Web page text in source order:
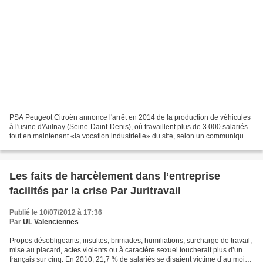
PSA Peugeot Citroën annonce l'arrêt en 2014 de la production de véhicules
à l'usine d'Aulnay (Seine-Daint-Denis), où travaillent plus de 3.000 salariés
tout en maintenant «la vocation industrielle» du site, selon un communiqué
Les faits de harcèlement dans l’entreprise
facilités par la crise Par Juritravail
Publié le 10/07/2012 à 17:36
Par UL Valenciennes
Propos désobligeants, insultes, brimades, humiliations, surcharge de travail,
mise au placard, actes violents ou à caractère sexuel toucherait plus d’un
français sur cinq. En 2010, 21,7 % de salariés se disaient victime d’au moins